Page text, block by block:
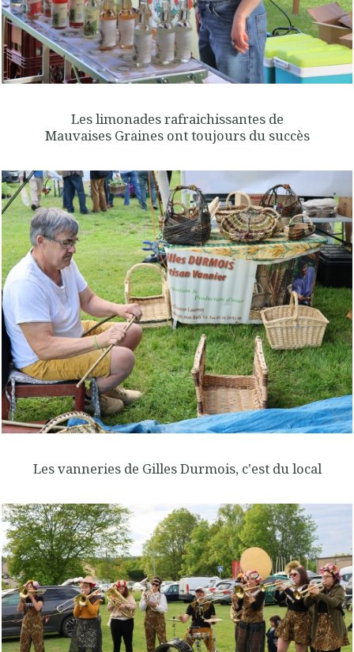
Les limonades rafraichissantes de
Mauvaises Graines ont toujours du succès
Les vanneries de Gilles Durmois, c'est du local